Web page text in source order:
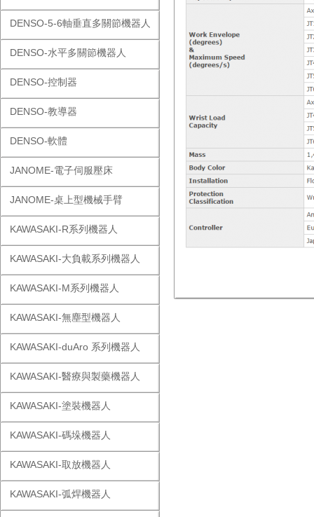
DENSO-5-6軸垂直多關節機器人
DENSO-水平多關節機器人
DENSO-控制器
DENSO-教導器
DENSO-軟體
JANOME-電子伺服壓床
JANOME-桌上型機械手臂
KAWASAKI-R系列機器人
KAWASAKI-大負載系列機器人
KAWASAKI-M系列機器人
KAWASAKI-無塵型機器人
KAWASAKI-duAro 系列機器人
KAWASAKI-醫療與製藥機器人
KAWASAKI-塗裝機器人
KAWASAKI-碼垛機器人
KAWASAKI-取放機器人
KAWASAKI-弧焊機器人